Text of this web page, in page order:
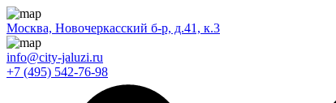
Москва, Новочеркасский б-р, д.41, к.3
info@city-jaluzi.ru
+7 (495) 542-76-98